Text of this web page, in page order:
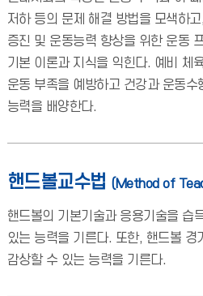
저하 등의 문제 해결 방법을 모색하
증진 및 운동능력 향상을 위한 운동
기본 이론과 지식을 익힌다. 예비 체
운동 부족을 예방하고 건강과 운동
능력을 배양한다.
핸드볼교수법 (Method of
핸드볼의 기본기술과 응용기술을 습
있는 능력을 기른다. 또한, 핸드볼 경
감상할 수 있는 능력을 기른다.